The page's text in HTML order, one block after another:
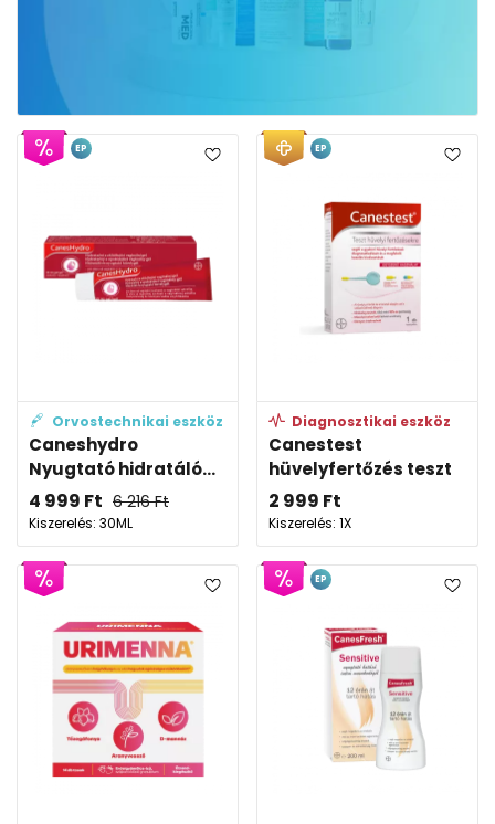
Orvostechnikai eszköz
Caneshydro
Nyugtató hidratáló...
4 999 Ft 6 216Ft
Kiszerelés: 30ML
EP
Diagnosztikai eszköz
Canestest
hüvelyfertőzés teszt
2 999 Ft
Kiszerelés: 1X
EP
EP